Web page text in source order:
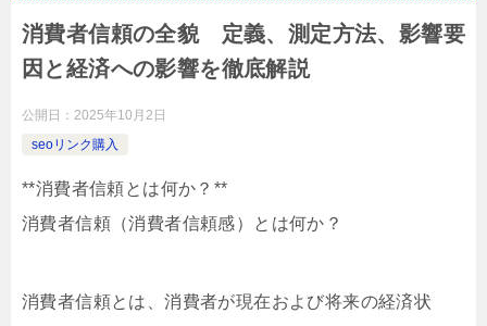
消費者信頼の全貌 定義、測定方法、影響要
因と経済への影響を徹底解説
公開日： 2025年10月2日
seoリンク購入
**消費者信頼とは何か？**
消費者信頼（消費者信頼感）とは何か？
消費者信頼とは、消費者が現在および将来の経済状